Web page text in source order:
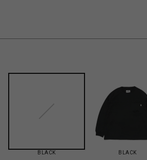
BLACK BLACK